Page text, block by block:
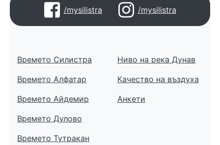
/mysilistra /mysilistra
Времето Силистра
Времето Алфатар
Времето Айдемир
Времето Дулово
Времето Тутракан
Ниво на река Дунав
Качество на въздуха
Анкети